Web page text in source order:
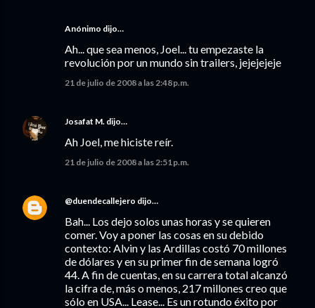
Anónimo dijo…
Ah... que sea menos, Joel... tu empezaste la
revolución por un mundo sin trailers, jejejejeje
21 de julio de 2008 a las 2:48 p.m.
Josafat M. dijo…
Ah Joel, me hiciste reír.
21 de julio de 2008 a las 2:51 p.m.
@duendecallejero dijo…
Bah... Los dejo solos unas horas y se quieren
comer. Voy a poner las cosas en su debido
contexto: Alvin y las Ardillas costó 70 millones
de dólares y en su primer fin de semana logró
44. A fin de cuentas, en su carrera total alcanzó
la cifra de, más o menos, 217 millones creo que
sólo en USA... Lease... Es un rotundo éxito por